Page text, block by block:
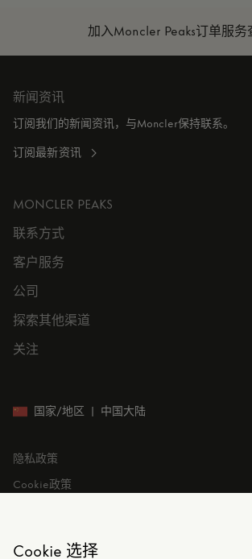
Cookie 选择
加入Moncler Peaks订单服务
新闻资讯
订阅我们的新闻资讯，与Moncler保持联系。
订阅最新资讯
MONCLER PEAKS
了解专属权益
联系方式
电话联系 400-0362-166
联系在线客服
门店位置
预约
客户服务
所有服务
常见问题
售后服务
公司
公司信息
公司管理
投资者关系
探索其他渠道
微信小程序
关注
国家/地区 | 中国大陆
隐私政策
Cookie政策